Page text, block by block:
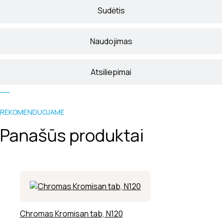
Sudėtis
Naudojimas
Atsiliepimai
REKOMENDUOJAME
Panašūs produktai
Chromas Kromisan tab, N120